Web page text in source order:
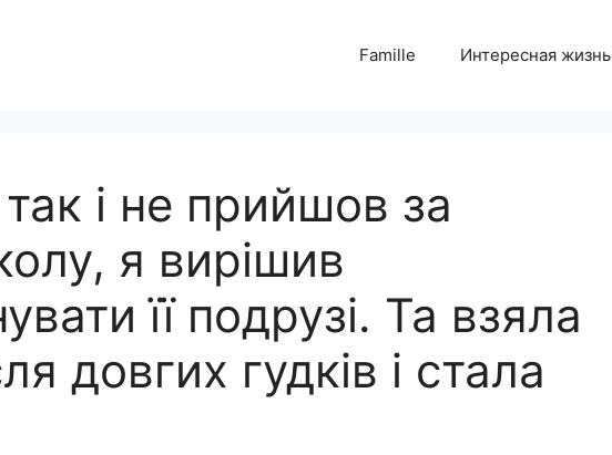
Famille Интересная жизнь
і не прийшов за
я вирішив
її подрузі. Та взяла
довгих гудків і стала